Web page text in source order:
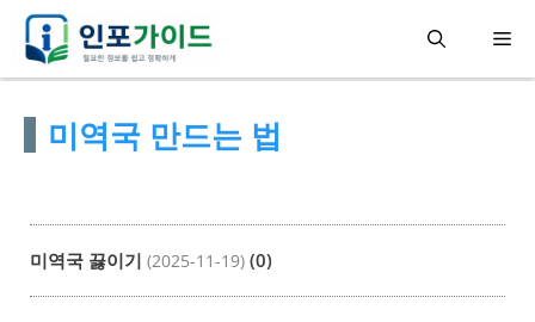
메
미역국 만드는 법
미역국 끓이기 (2025-11-19) (0)